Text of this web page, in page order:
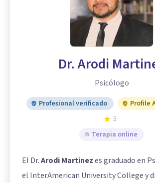
Dr. Arodi
Psicólogo
Profesional verificado
Profile
5
Terapia online
El Dr.Arodi Martinezes graduado en
el InterAmerican University College y